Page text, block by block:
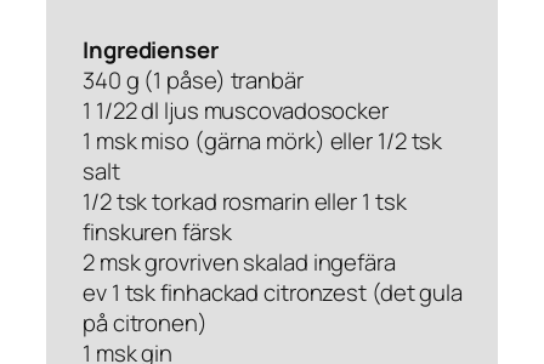
Ingredienser
340 g (1 påse) tranbär
1 1/22 dl ljus muscovadosocker
1 msk miso (gärna mörk) eller 1/2 tsk
salt
1/2 tsk torkad rosmarin eller 1 tsk
finskuren färsk
2 msk grovriven skalad ingefära
ev 1 tsk finhackad citronzest (det gula
på citronen)
1 msk gin